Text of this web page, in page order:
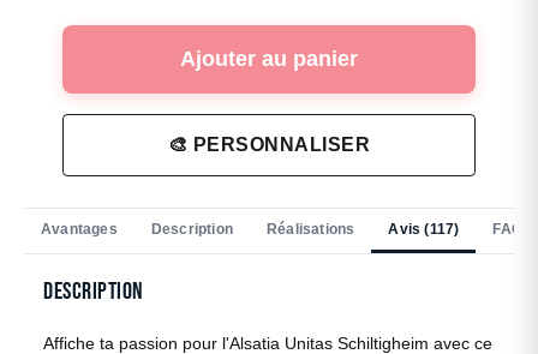
Ajouter au panier
🎨 PERSONNALISER
Avantages Description Réalisations Avis (117) FAQ
Description
Affiche ta passion pour l'Alsatia Unitas Schiltigheim avec ce